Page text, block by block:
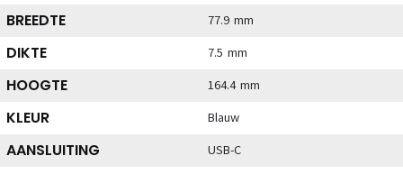
BREEDTE 77.9 mm
DIKTE 7.5 mm
HOOGTE 164.4 mm
KLEUR Blauw
AANSLUITING USB-C